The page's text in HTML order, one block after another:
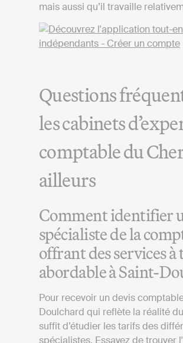
mais aussi qu’il travaille
Questions
les cabinets
comptable du
ailleurs
Comment identifier
spécialiste de la
offrant des services
abordable à Saint-
Pour recevoir un devis
Doulchard qui reflète la réalité
suffit d’étudier les tarifs des